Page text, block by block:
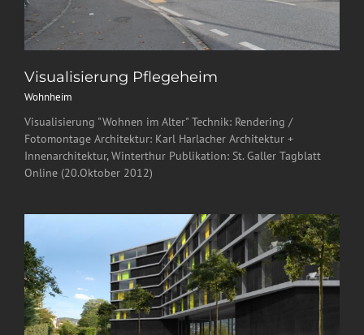
Visualisierung Pflegeheim
Wohnheim
Visualisierung "Wohnen im Alter" Technik: Rendering /
Fotomontage Architektur: Karl Harlacher Architektur +
Innenarchitektur, Winterthur Publikation: St. Galler Tagblatt
Online (20.Oktober 2012)